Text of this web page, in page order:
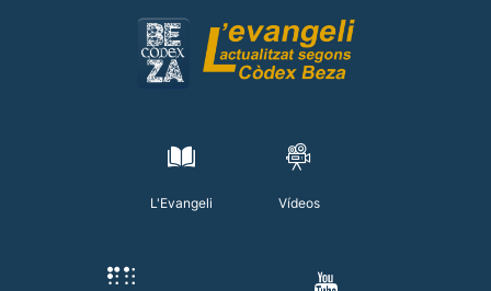
L'Evangeli Vídeos